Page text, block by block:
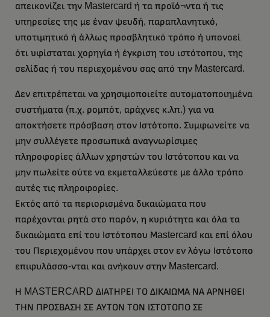
απεικονίζει την Mastercard ή τα προϊό¬ντα ή τις
υπηρεσίες της με έναν ψευδή, παραπλανητικό,
υποτιμητικό ή άλλως προσβλητικό τρόπο ή υπονοεί
ότι υφίσταται χορηγία ή έγκριση του ιστότοπου, της
σελίδας ή του περιεχομένου σας από την Mastercard.
Δεν επιτρέπεται να χρησιμοποιείτε αυτοματοποιημένα
συστήματα (π.χ. ρομπότ, αράχνες κ.λπ.) για να
αποκτήσετε πρόσβαση στον Ιστότοπο. Συμφωνείτε να
μην συλλέγετε προσωπικά αναγνωρίσιμες
πληροφορίες άλλων χρηστών του Ιστότοπου και να
μην πωλείτε ούτε να εκμεταλλεύεστε με άλλο τρόπο
αυτές τις πληροφορίες.
Εκτός από τα περιορισμένα δικαιώματα που
παρέχονται ρητά στο παρόν, η κυριότητα και όλα τα
δικαιώματα επί του Ιστότοπου Μastercard και επί όλου
του Περιεχομένου που υπάρχει στον εν λόγω Ιστότοπο
επιφυλάσσο-νται και ανήκουν στην Mastercard.
Η MASTERCARD ΔΙΑΤΗΡΕΙ ΤΟ ΔΙΚΑΙΩΜΑ ΝΑ ΑΡΝΗΘΕΙ
ΤΗΝ ΠΡΟΣΒΑΣΗ ΣΕ ΑΥΤΟΝ ΤΟΝ ΙΣΤΟΤΟΠΟ ΣΕ